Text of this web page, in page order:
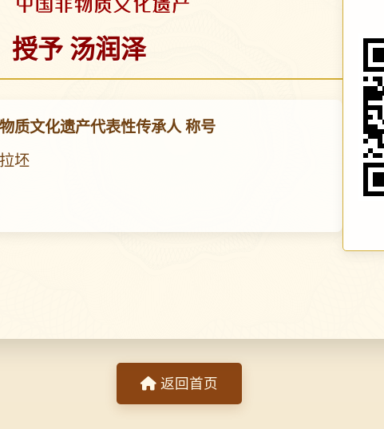
授予 汤润泽
质文化遗产代表性传承人 称号
坯
返回首页